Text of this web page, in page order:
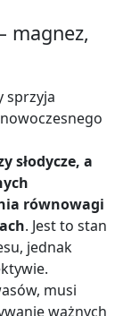
magnez,
sprzyja
słodycze, a
równowagi
. Jest to stan
jednak
musi
ważnych